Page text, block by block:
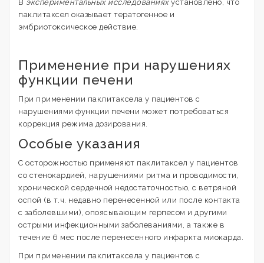
В экспериментальных исследованияхустановлено, что
паклитаксел оказывает тератогенное и
эмбриотоксическое действие.
Применение при нарушениях
функции печени
При применении паклитаксела у пациентов с
нарушениями функции печени может потребоваться
коррекция режима дозирования.
Особые указания
С осторожностью применяют паклитаксел у пациентов
со стенокардией, нарушениями ритма и проводимости,
хронической сердечной недостаточностью, с ветряной
оспой (в т.ч. недавно перенесенной или после контакта
с заболевшими), опоясывающим герпесом и другими
острыми инфекционными заболеваниями, а также в
течение 6 мес после перенесенного инфаркта миокарда.
При применении паклитаксела у пациентов с